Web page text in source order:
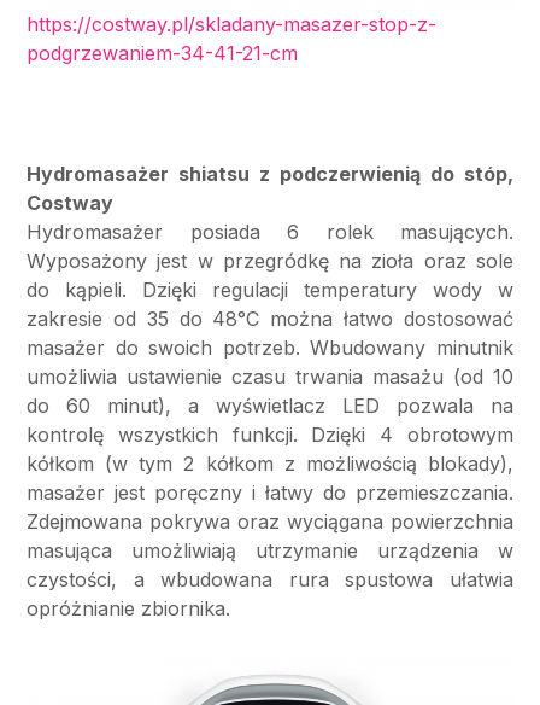
https://costway.pl/skladany-masazer-stop-z-
podgrzewaniem-34-41-21-cm
Hydromasażer shiatsu z podczerwienią do stóp,
Costway
Hydromasażer posiada 6 rolek masujących.
Wyposażony jest w przegródkę na zioła oraz sole
do kąpieli. Dzięki regulacji temperatury wody w
zakresie od 35 do 48°C można łatwo dostosować
masażer do swoich potrzeb. Wbudowany minutnik
umożliwia ustawienie czasu trwania masażu (od 10
do 60 minut), a wyświetlacz LED pozwala na
kontrolę wszystkich funkcji. Dzięki 4 obrotowym
kółkom (w tym 2 kółkom z możliwością blokady),
masażer jest poręczny i łatwy do przemieszczania.
Zdejmowana pokrywa oraz wyciągana powierzchnia
masująca umożliwiają utrzymanie urządzenia w
czystości, a wbudowana rura spustowa ułatwia
opróżnianie zbiornika.